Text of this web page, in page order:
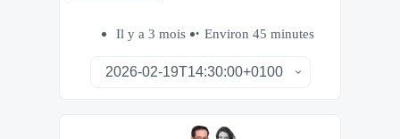
Il y a 3 mois Environ 45 minutes